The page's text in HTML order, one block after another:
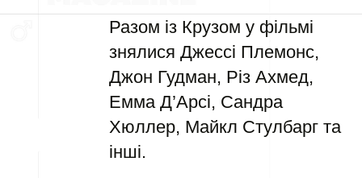
Разом із Крузом у фільмі
знялися Джессі Племонс,
Джон Гудман, Різ Ахмед,
Емма Д’Арсі, Сандра
Хюллер, Майкл Стулбарг та
інші.